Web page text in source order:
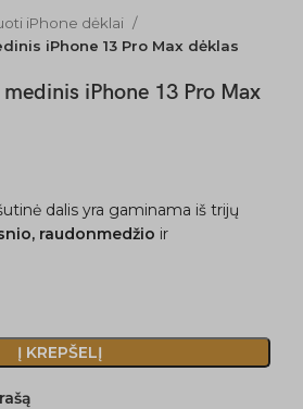
iPhone dėklai
iPhone 13 Pro Max dėklas
iPhone 13 Pro Max
dalis yra gaminama iš trijų
raudonmedžio ir
Į KREPŠELĮ